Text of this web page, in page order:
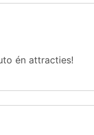
én attracties!